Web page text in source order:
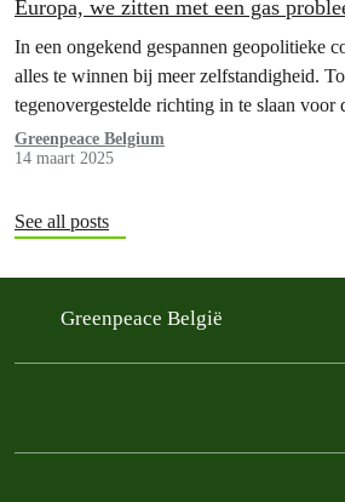
Europa, we zitten met een gas
In een ongekend gespannen geopolitieke
alles te winnen bij meer zelfstandigheid.
tegenovergestelde richting in te slaan voor
energievoorziening. Elke dag raken we
fossiele brandstof die niet alleen slecht
Greenpeace Belgium
14 maart 2025
See all posts
Greenpeace België